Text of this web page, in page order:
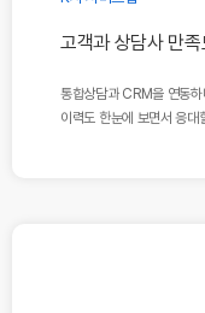
고객과 상담사 만
통합상담과 CRM을 연동
이력도 한눈에 보면서 응대